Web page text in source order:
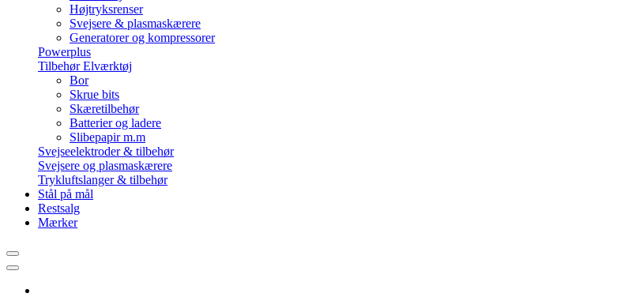
Højtryksrenser
Svejsere & plasmaskærere
Generatorer og kompressorer
Powerplus
Tilbehør Elværktøj
Bor
Skrue bits
Skæretilbehør
Batterier og ladere
Slibepapir m.m
Svejseelektroder & tilbehør
Svejsere og plasmaskærere
Trykluftslanger & tilbehør
Stål på mål
Restsalg
Mærker